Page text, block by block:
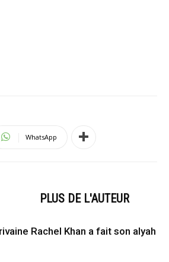
WhatsApp
PLUS DE L'AUTEUR
Rachel Khan a fait son alyah